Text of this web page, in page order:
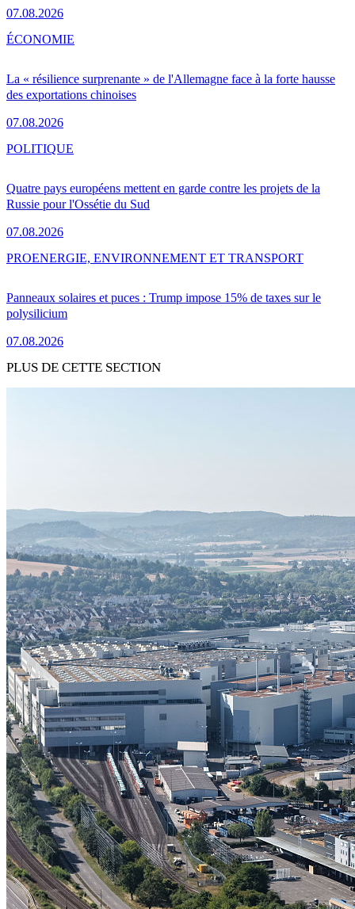
07.08.2026
La « résilience surprenante » de l'Allemagne face à la forte hausse
des exportations chinoises
07.08.2026
ÉCONOMIE
Quatre pays européens mettent en garde contre les projets de la
Russie pour l'Ossétie du Sud
07.08.2026
POLITIQUE
Panneaux solaires et puces : Trump impose 15% de taxes sur le
polysilicium
07.08.2026
PROENERGIE, ENVIRONNEMENT ET TRANSPORT
PLUS DE CETTE SECTION